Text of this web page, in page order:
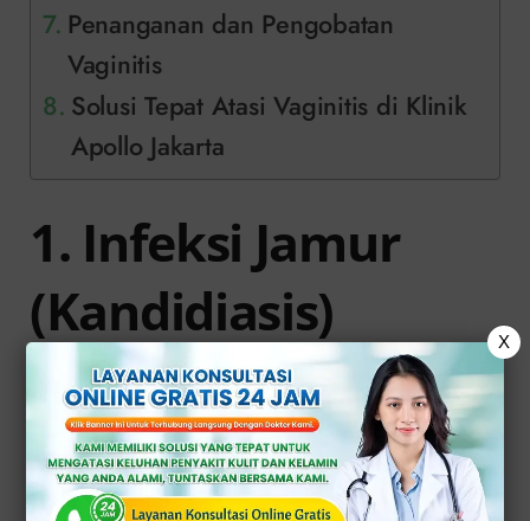
Penanganan dan Pengobatan
Vaginitis
Solusi Tepat Atasi Vaginitis di Klinik
Apollo Jakarta
1. Infeksi Jamur
(Kandidiasis)
Dan infeksi jamur, terutama yang
disebabkan olehCandida albicans,
adalah penyebab umum vaginitis.
X